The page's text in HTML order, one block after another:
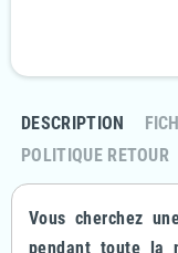
DESCRIPTION
POLITIQUE RETOUR
Vous cherchez
pendant toute la